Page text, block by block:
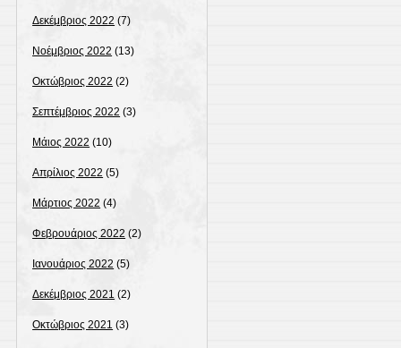
Δεκέμβριος 2022 (7)
Νοέμβριος 2022 (13)
Οκτώβριος 2022 (2)
Σεπτέμβριος 2022 (3)
Μάιος 2022 (10)
Απρίλιος 2022 (5)
Μάρτιος 2022 (4)
Φεβρουάριος 2022 (2)
Ιανουάριος 2022 (5)
Δεκέμβριος 2021 (2)
Οκτώβριος 2021 (3)